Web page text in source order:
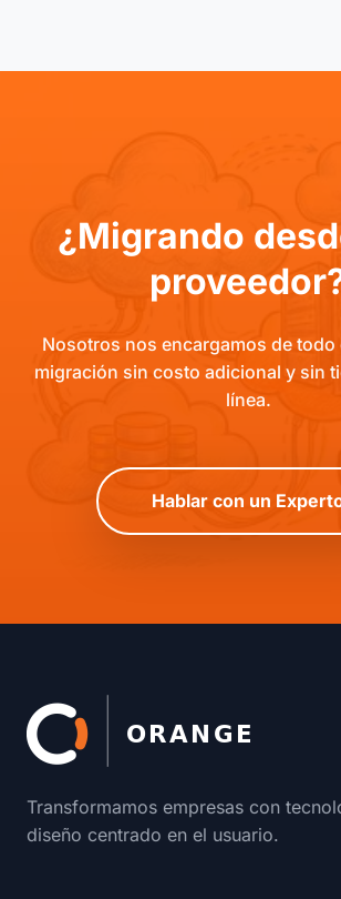
¿Migrando
Nosotros nos encargamos de todo
migración sin costo adicional y sin
línea.
Hablar con un
Enlaces del pie de
Transformamos empresas con
diseño centrado en el usuario.